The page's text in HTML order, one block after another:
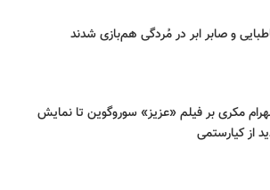
و صابر ابر در مُردگی هم‌بازی شدند
مکری بر فیلم «عزیز» سوروگوین تا نمایش
از کیارستمی